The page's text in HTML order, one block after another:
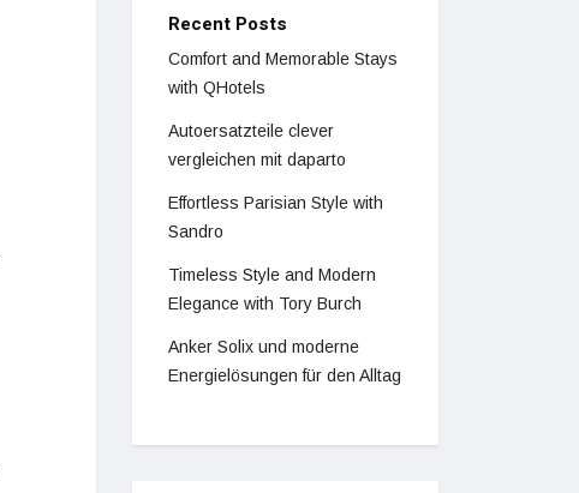
Recent Posts
Comfort and Memorable Stays
with QHotels
Autoersatzteile clever
vergleichen mit daparto
Effortless Parisian Style with
Sandro
Timeless Style and Modern
Elegance with Tory Burch
Anker Solix und moderne
Energielösungen für den Alltag